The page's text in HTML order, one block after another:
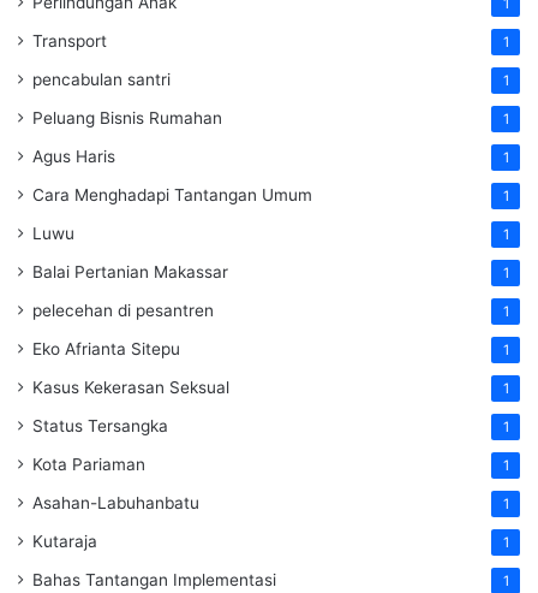
1
Transport 1
pencabulan santri 1
Peluang Bisnis Rumahan 1
Agus Haris 1
Cara Menghadapi Tantangan Umum 1
Luwu 1
Balai Pertanian Makassar 1
pelecehan di pesantren 1
Eko Afrianta Sitepu 1
Kasus Kekerasan Seksual 1
Status Tersangka 1
Kota Pariaman 1
Asahan-Labuhanbatu 1
Kutaraja 1
Bahas Tantangan Implementasi 1